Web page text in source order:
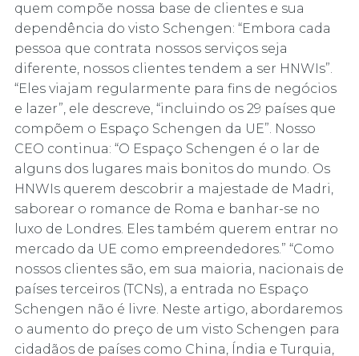
quem compõe nossa base de clientes e sua
dependência do visto Schengen: “Embora cada
pessoa que contrata nossos serviços seja
diferente, nossos clientes tendem a ser HNWIs”.
“Eles viajam regularmente para fins de negócios
e lazer”, ele descreve, “incluindo os 29 países que
compõem o Espaço Schengen da UE”. Nosso
CEO continua: “O Espaço Schengen é o lar de
alguns dos lugares mais bonitos do mundo. Os
HNWIs querem descobrir a majestade de Madri,
saborear o romance de Roma e banhar-se no
luxo de Londres. Eles também querem entrar no
mercado da UE como empreendedores.” “Como
nossos clientes são, em sua maioria, nacionais de
países terceiros (TCNs), a entrada no Espaço
Schengen não é livre. Neste artigo, abordaremos
o aumento do preço de um visto Schengen para
cidadãos de países como China, Índia e Turquia,